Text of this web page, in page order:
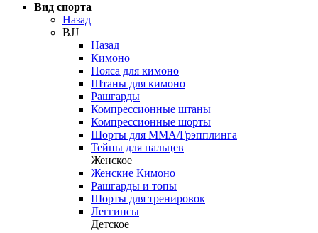
Вид спорта
Назад
BJJ
Назад
Кимоно
Пояса для кимоно
Штаны для кимоно
Рашгарды
Компрессионные штаны
Компрессионные шорты
Шорты для ММА/Грэпплинга
Тейпы для пальцев
Женское
Женские Кимоно
Рашгарды и топы
Шорты для тренировок
Леггинсы
Детское